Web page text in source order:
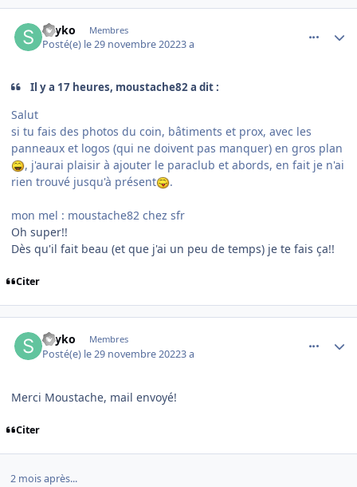
Sayko Membres
Posté(e) le 29 novembre 20223 a
Il y a 17 heures, moustache82 a dit :
Salut
si tu fais des photos du coin, bâtiments et prox, avec les
panneaux et logos (qui ne doivent pas manquer) en gros plan
, j'aurai plaisir à ajouter le paraclub et abords, en fait je n'ai
rien trouvé jusqu'à présent
.
mon mel : moustache82 chez sfr
Oh super!!
Dès qu'il fait beau (et que j'ai un peu de temps) je te fais ça!!
Citer
Sayko Membres
Posté(e) le 29 novembre 20223 a
Merci Moustache, mail envoyé!
Citer
2 mois après...